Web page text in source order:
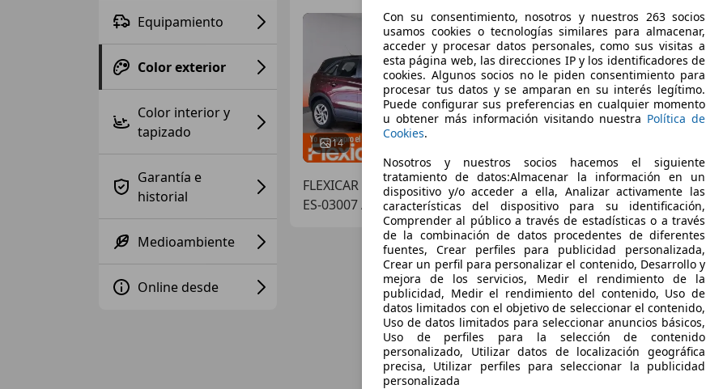
Equipamiento
Color exterior
Color interior y
tapizado
Garantía e
historial
Medioambiente
Online desde
14
€ 7.470 Preciojusto
FLEXICAR ALICANTE.
ES-03007 ALICANTE
Con su consentimiento, nosotros y nuestros 263 socios
usamos cookies o tecnologías similares para almacenar,
acceder y procesar datos personales, como sus visitas a
esta página web, las direcciones IP y los identificadores de
cookies. Algunos socios no le piden consentimiento para
procesar tus datos y se amparan en su interés legítimo.
Puede configurar sus preferencias en cualquier momento
u obtener más información visitando nuestra Política de
Cookies.
Nosotros y nuestros socios hacemos el siguiente
tratamiento de datos:Almacenar la información en un
dispositivo y/o acceder a ella, Analizar activamente las
características del dispositivo para su identificación,
Comprender al público a través de estadísticas o a través
de la combinación de datos procedentes de diferentes
fuentes, Crear perfiles para publicidad personalizada,
Crear un perfil para personalizar el contenido, Desarrollo y
mejora de los servicios, Medir el rendimiento de la
publicidad, Medir el rendimiento del contenido, Uso de
datos limitados con el objetivo de seleccionar el contenido,
Uso de datos limitados para seleccionar anuncios básicos,
Uso de perfiles para la selección de contenido
personalizado, Utilizar datos de localización geográfica
precisa, Utilizar perfiles para seleccionar la publicidad
personalizada